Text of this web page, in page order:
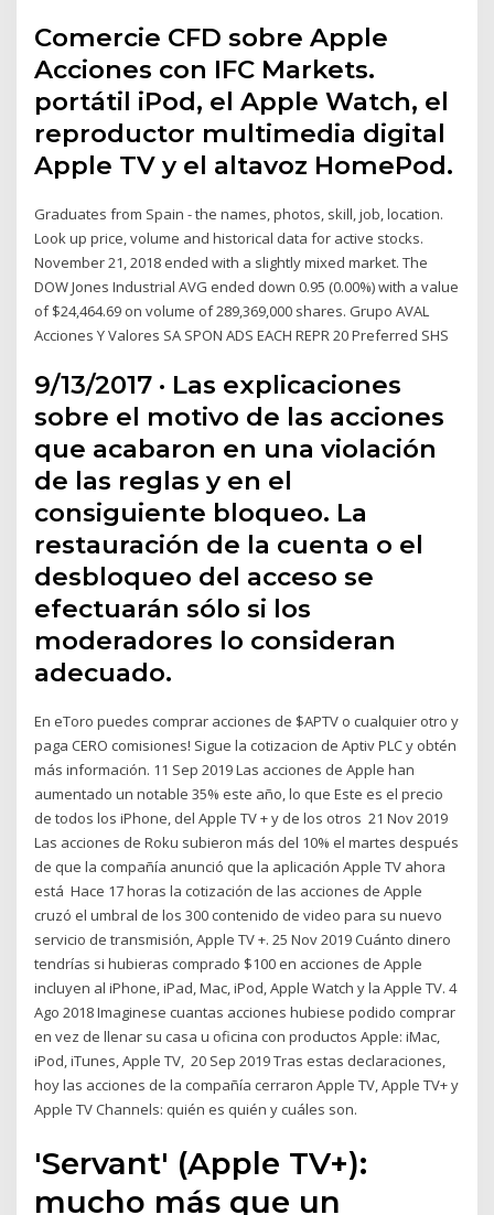
Comercie CFD sobre Apple
Acciones con IFC Markets.
portátil iPod, el Apple Watch, el
reproductor multimedia digital
Apple TV y el altavoz HomePod.
Graduates from Spain - the names, photos, skill, job, location.
Look up price, volume and historical data for active stocks.
November 21, 2018 ended with a slightly mixed market. The
DOW Jones Industrial AVG ended down 0.95 (0.00%) with a value
of $24,464.69 on volume of 289,369,000 shares. Grupo AVAL
Acciones Y Valores SA SPON ADS EACH REPR 20 Preferred SHS
9/13/2017 · Las explicaciones
sobre el motivo de las acciones
que acabaron en una violación
de las reglas y en el
consiguiente bloqueo. La
restauración de la cuenta o el
desbloqueo del acceso se
efectuarán sólo si los
moderadores lo consideran
adecuado.
En eToro puedes comprar acciones de $APTV o cualquier otro y
paga CERO comisiones! Sigue la cotizacion de Aptiv PLC y obtén
más información. 11 Sep 2019 Las acciones de Apple han
aumentado un notable 35% este año, lo que Este es el precio
de todos los iPhone, del Apple TV + y de los otros 21 Nov 2019
Las acciones de Roku subieron más del 10% el martes después
de que la compañía anunció que la aplicación Apple TV ahora
está Hace 17 horas la cotización de las acciones de Apple
cruzó el umbral de los 300 contenido de video para su nuevo
servicio de transmisión, Apple TV +. 25 Nov 2019 Cuánto dinero
tendrías si hubieras comprado $100 en acciones de Apple
incluyen al iPhone, iPad, Mac, iPod, Apple Watch y la Apple TV. 4
Ago 2018 Imaginese cuantas acciones hubiese podido comprar
en vez de llenar su casa u oficina con productos Apple: iMac,
iPod, iTunes, Apple TV, 20 Sep 2019 Tras estas declaraciones,
hoy las acciones de la compañía cerraron Apple TV, Apple TV+ y
Apple TV Channels: quién es quién y cuáles son.
'Servant' (Apple TV+):
mucho más que un